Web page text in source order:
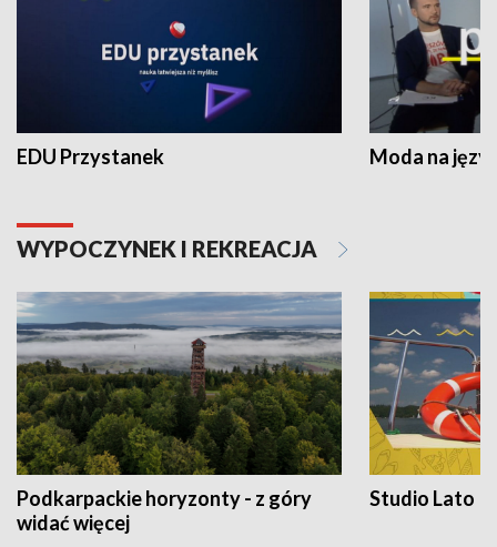
EDU Przystanek Moda na
WYPOCZYNEK I REKREACJA
Podkarpackie horyzonty - z góry
widać więcej
Studio Lato